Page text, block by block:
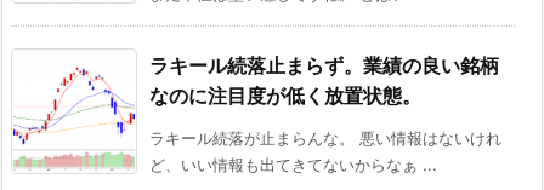
ラキール続落止まらず。業績の良い銘柄
なのに注目度が低く放置状態。
ラキール続落が止まらんな。 悪い情報はないけれ
ど、いい情報も出てきてないからなぁ ...